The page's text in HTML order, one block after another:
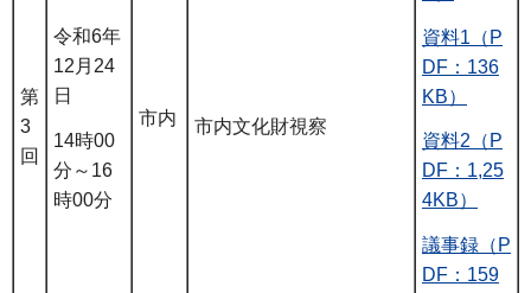
第
3
回
令和6年
12月24
日
14時00
分～16
時00分
市内 市内文化財視察
資料1（P
DF：136
KB）
資料2（P
DF：1,25
4KB）
議事録（P
DF：159